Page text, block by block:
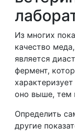
Из многих
качество
является
фермент,
оно выше, тем
Определить
другие